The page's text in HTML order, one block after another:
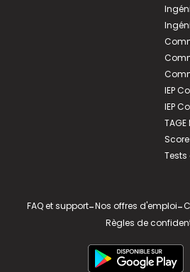
IEP
IEP
TAGE
Score
FAQ et support-Nos offres d'emploi-
Règles de